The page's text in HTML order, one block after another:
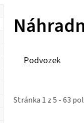
Podvozek
Stránka 1 z5 -63